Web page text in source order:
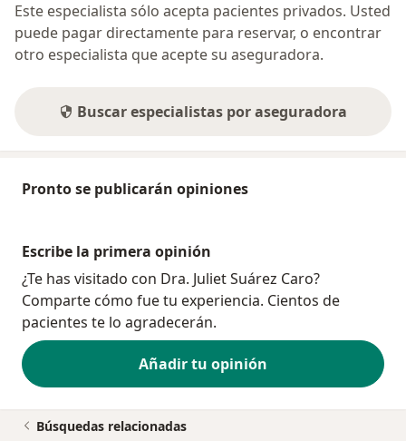
Este especialista sólo acepta pacientes privados. Usted
puede pagar directamente para reservar, o encontrar
otro especialista que acepte su aseguradora.
Buscar especialistas por aseguradora
Pronto se publicarán opiniones
Escribe la primera opinión
¿Te has visitado con Dra. Juliet Suárez Caro?
Comparte cómo fue tu experiencia. Cientos de
pacientes te lo agradecerán.
Añadir tu opinión
Búsquedas relacionadas